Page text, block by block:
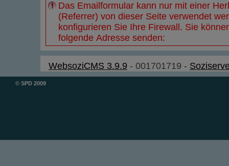
Das Emailformular kann nur mit einer
(Referrer) von dieser Seite verwendet
konfigurieren Sie Ihre Firewall . Sie
folgende Adresse senden:
WebsoziCMS 3.9.9 - 001701719 -
© SPD 2009